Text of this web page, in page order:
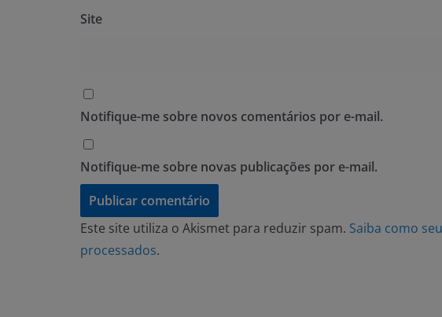
Site
Notifique-me sobre novos comentários por e-mail.
Notifique-me sobre novas publicações por e-mail.
Este site utiliza o Akismet para reduzir spam. Saiba como
processados.